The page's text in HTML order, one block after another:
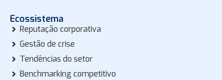
Ecossistema
Reputação corporativa
Gestão de crise
Tendências do setor
Benchmarking competitivo